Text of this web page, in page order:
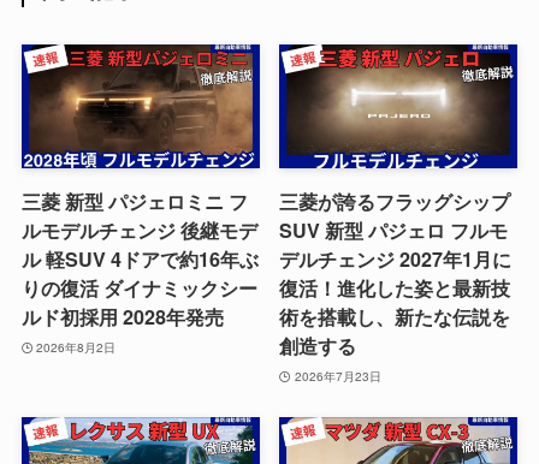
三菱 新型 パジェロミニ フ
ルモデルチェンジ 後継モデ
ル 軽SUV 4ドアで約16年ぶ
りの復活 ダイナミックシー
ルド初採用 2028年発売
2026年8月2日
三菱が誇るフラッグシップ
SUV 新型 パジェロ フルモ
デルチェンジ 2027年1月に
復活！進化した姿と最新技
術を搭載し、新たな伝説を
創造する
2026年7月23日